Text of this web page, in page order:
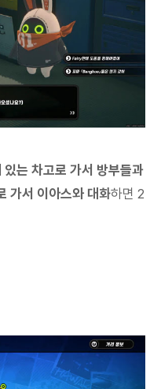
있는 차고로 가서 방부들과
가서 이아스와 대화하면 2